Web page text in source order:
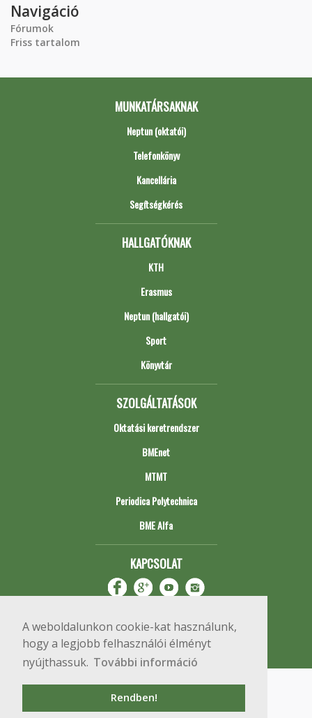
A weboldalunkon cookie-kat használunk,
hogy a legjobb felhasználói élményt
nyújthassuk. További információ
Rendben!
Navigáció
Fórumok
Friss tartalom
MUNKATÁRSAKNAK
Neptun (oktatói)
Telefonkönyv
Kancellária
Segítségkérés
HALLGATÓKNAK
KTH
Erasmus
Neptun (hallgatói)
Sport
Könyvtár
SZOLGÁLTATÁSOK
Oktatási keretrendszer
BMEnet
MTMT
Periodica Polytechnica
BME Alfa
KAPCSOLAT
Copyright © 2020 BME Építőmérnöki Kar
1111 Budapest, Műegyetem rkp. 3.